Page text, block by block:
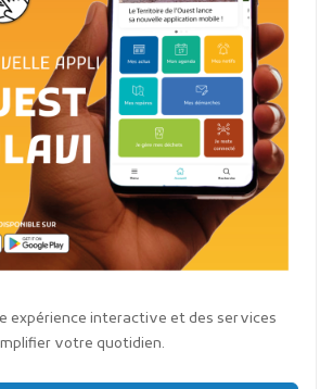
expérience interactive et des services
votre quotidien.